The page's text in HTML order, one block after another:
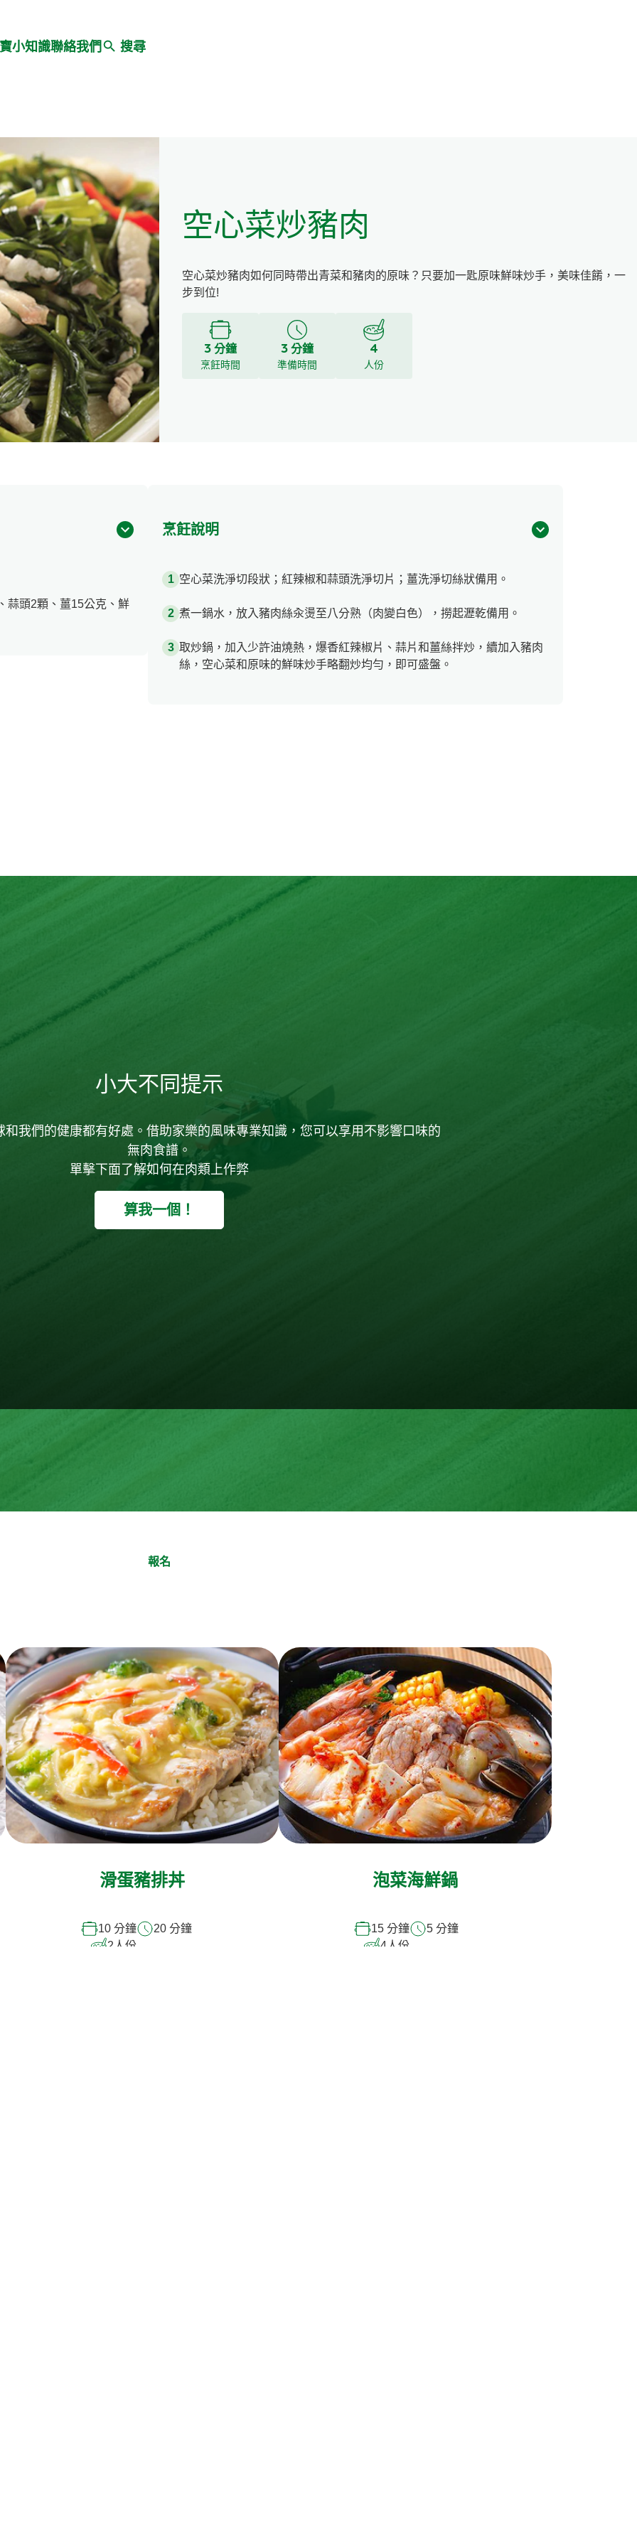
小知識聯絡我們 搜尋
空心菜炒豬肉
空心菜炒豬肉如何同時帶出青菜和豬肉的原味？只要加一匙原味鮮味炒手，美味佳餚，一
步到位!
3 分鐘
烹飪時間
3 分鐘
準備時間
4
人份
蒜頭2顆、薑15公克、鮮
烹飪說明
空心菜洗淨切段狀；紅辣椒和蒜頭洗淨切片；薑洗淨切絲狀備用。
煮一鍋水，放入豬肉絲汆燙至八分熟（肉變白色），撈起瀝乾備用。
取炒鍋，加入少許油燒熱，爆香紅辣椒片、蒜片和薑絲拌炒，續加入豬肉
絲，空心菜和原味的鮮味炒手略翻炒均勻，即可盛盤。
小大不同提示
和我們的健康都有好處。借助家樂的風味專業知識，您可以享用不影響口味的
無肉食譜。
單擊下面了解如何在肉類上作弊
算我一個！
報名
滑蛋豬排丼
10 分鐘
20 分鐘
2 人份
泡菜海鮮鍋
15 分鐘
5 分鐘
4 人份